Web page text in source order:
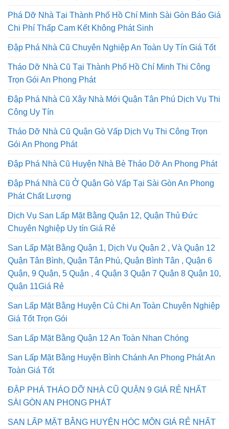
Phá Dỡ Nhà Tại Thành Phố Hồ Chí Minh Sài Gòn Báo Giá
Chi Phí Thấp Cam Kết Không Phát Sinh
Đập Phá Nhà Cũ Chuyên Nghiệp An Toàn Uy Tín Giá Tốt
Tháo Dỡ Nhà Cũ Tại Thành Phố Hồ Chí Minh Thi Công
Trọn Gói An Phong Phát
Đập Phá Nhà Cũ Xây Nhà Mới Quận Tân Phú Dịch Vụ Thi
Công Uy Tín
Tháo Dỡ Nhà Cũ Quận Gò Vấp Dịch Vụ Thi Công Trọn
Gói An Phong Phát
Đập Phá Nhà Cũ Huyện Nhà Bè Tháo Dỡ An Phong Phát
Đập Phá Nhà Cũ Ở Quận Gò Vấp Tại Sài Gòn An Phong
Phát Chất Lượng
Dịch Vụ San Lấp Mặt Bằng Quận 12, Quận Thủ Đức
Chuyên Nghiệp Uy tín Giá Rẻ
San Lấp Mặt Bằng Quận 1, Dịch Vụ Quận 2 , Và Quận 12
Quận Tân Bình, Quận Tân Phú, Quận Bình Tân , Quận 6
Quận, 9 Quận, 5 Quận , 4 Quận 3 Quận 7 Quận 8 Quận 10,
Quận 11Giá Rẻ
San Lấp Mặt Bằng Huyện Củ Chi An Toàn Chuyên Nghiệp
Giá Tốt Trọn Gói
San Lấp Mặt Bằng Quận 12 An Toàn Nhan Chóng
San Lấp Mặt Bằng Huyện Bình Chánh An Phong Phát An
Toàn Giá Tốt
ĐẬP PHÁ THÁO DỠ NHÀ CŨ QUẬN 9 GIÁ RẺ NHẤT
SÀI GÒN AN PHONG PHÁT
SAN LẤP MẶT BẰNG HUYỆN HÓC MÔN GIÁ RẺ NHẤT